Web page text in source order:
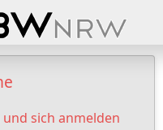
sich anmelden